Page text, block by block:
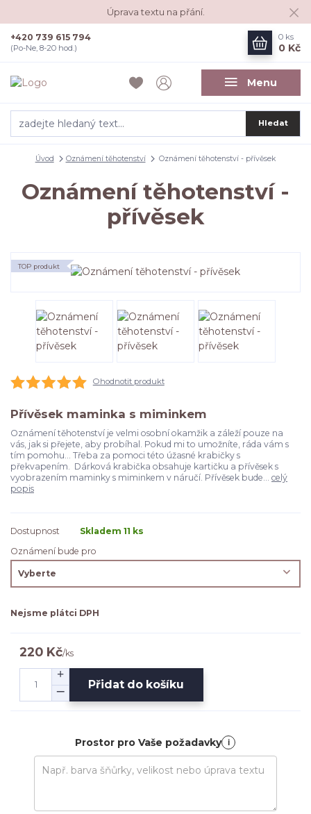
Úprava textu na přání.
Menu
Hledat
+420 739 615 794
(Po-Ne, 8-20 hod.)
0 ks
0 Kč
Úvod Oznámení těhotenství Oznámení těhotenství - přívěsek
Oznámení těhotenství -
přívěsek
TOP produkt
Ohodnotit produkt
Přívěsek maminka s miminkem
Oznámení těhotenství je velmi osobní okamžik a záleží pouze na
vás, jak si přejete, aby probíhal. Pokud mi to umožníte, ráda vám s
tím pomohu... Třeba za pomoci této úžasné krabičky s
překvapením. Dárková krabička obsahuje kartičku a přívěsek s
vyobrazením maminky s miminkem v náručí. Přívěsek bude... celý
popis
Dostupnost
Skladem 11 ks
Oznámení bude pro
Nejsme plátci DPH
220 Kč/ks
Přidat do košíku
Prostor pro Vaše požadavky i